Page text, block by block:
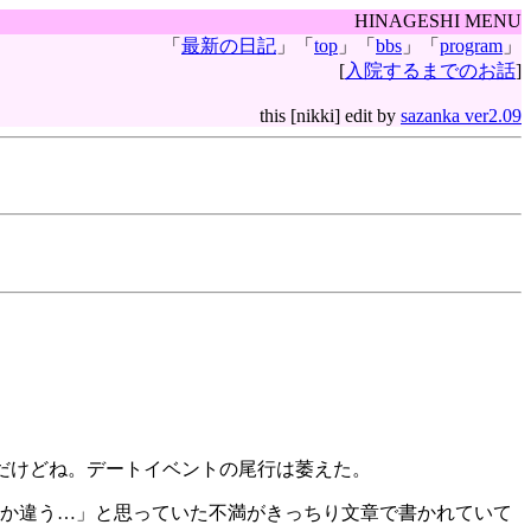
HINAGESHI MENU
「 最新の日記 」「 top 」「 bbs 」「 program 」
[入院するまでのお話]
this [nikki] edit by sazanka ver2.09
どね。デートイベントの尾行は萎えた。
違う…」と思っていた不満がきっちり文章で書かれていて